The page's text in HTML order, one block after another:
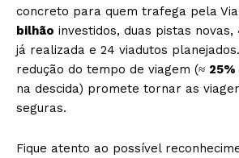
concreto para quem trafega pela
bilhão investidos, duas pistas novas,
já realizada e 24 viadutos
redução do tempo de viagem (≈ 25%
na descida) promete tornar as
seguras.
Fique atento ao possível